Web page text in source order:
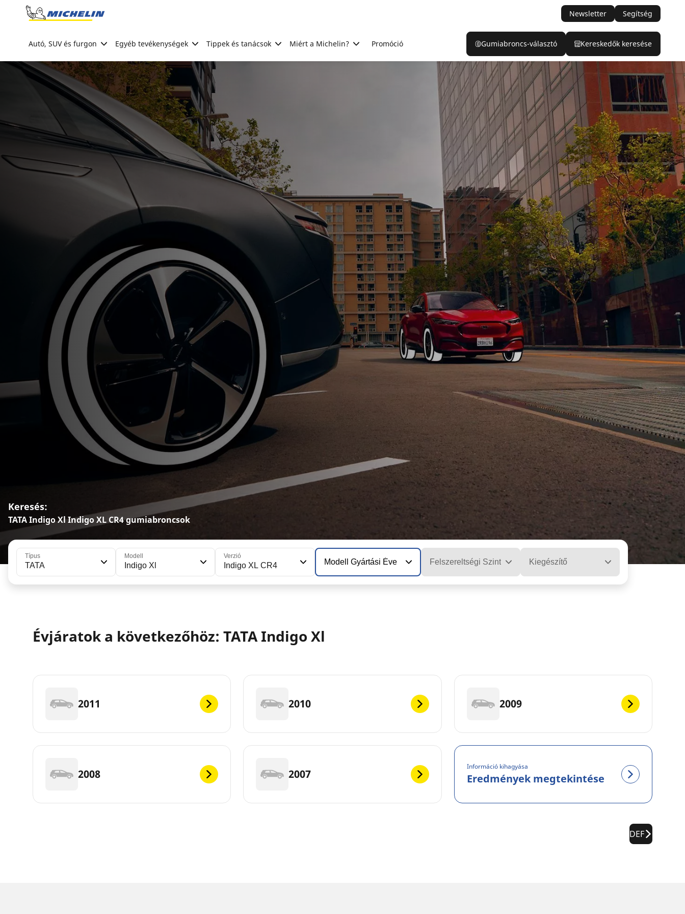
Go to page content
Newsletter Segítség
Autó, SUV és furgon Egyéb tevékenységek Tippek és tanácsok Miért a Michelin? Promóció Gumiabroncs-választó Kereskedők keresése
Keresés:
TATA Indigo Xl Indigo XL CR4 gumiabroncsok
Típus
TATA
Modell
Indigo Xl
Verzió
Indigo XL CR4 Modell Gyártási Éve Felszereltségi Szint Kiegészítő
Évjáratok a következőhöz: TATA Indigo Xl
2011 2010 2009
2008 2007
Információ kihagyása
Eredmények megtekintése
DEF